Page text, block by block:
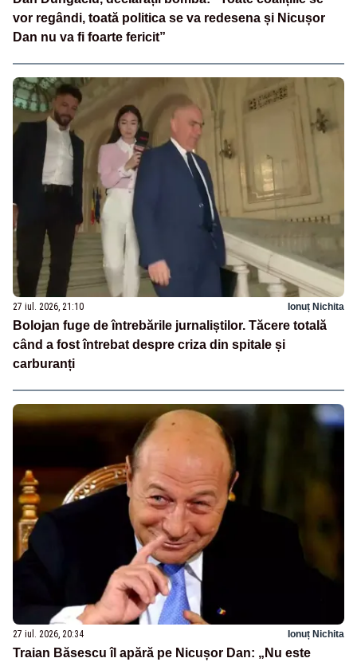
vor regândi, toată politica se va redesena și Nicușor
Dan nu va fi foarte fericit”
27 iul. 2026, 21:10 Ionuț Nichita
Bolojan fuge de întrebările jurnaliștilor. Tăcere totală
când a fost întrebat despre criza din spitale și
carburanți
27 iul. 2026, 20:34 Ionuț Nichita
Traian Băsescu îl apără pe Nicușor Dan: „Nu este